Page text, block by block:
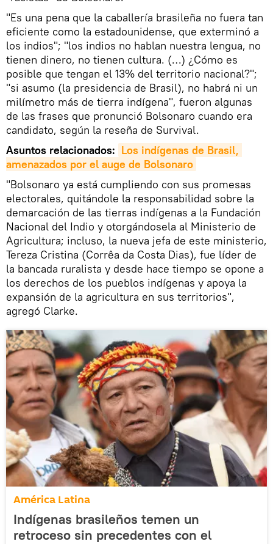
"Es una pena que la caballería brasileña no fuera tan
eficiente como la estadounidense, que exterminó a
los indios"; "los indios no hablan nuestra lengua, no
tienen dinero, no tienen cultura. (…) ¿Cómo es
posible que tengan el 13% del territorio nacional?";
"si asumo (la presidencia de Brasil), no habrá ni un
milímetro más de tierra indígena", fueron algunas
de las frases que pronunció Bolsonaro cuando era
candidato, según la reseña de Survival.
Asuntos relacionados: Los indígenas de Brasil,
amenazados por el auge de Bolsonaro
"Bolsonaro ya está cumpliendo con sus promesas
electorales, quitándole la responsabilidad sobre la
demarcación de las tierras indígenas a la Fundación
Nacional del Indio y otorgándosela al Ministerio de
Agricultura; incluso, la nueva jefa de este ministerio,
Tereza Cristina (Corrêa da Costa Dias), fue líder de
la bancada ruralista y desde hace tiempo se opone a
los derechos de los pueblos indígenas y apoya la
expansión de la agricultura en sus territorios",
agregó Clarke.
América Latina
Indígenas brasileños temen un
retroceso sin precedentes con el